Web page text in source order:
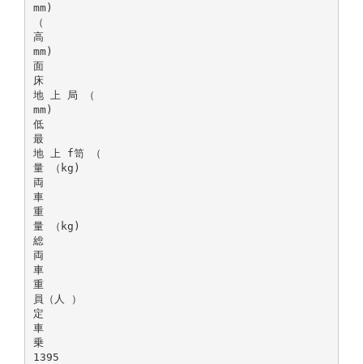
mm)
（
高
mm)
面
床
地 上 局 （
mm)
低
最
地 上 f笥 （
量 （kg)
両
車
重
量 （kg)
総
両
車
重
員（人 ）
定
車
乗
1395